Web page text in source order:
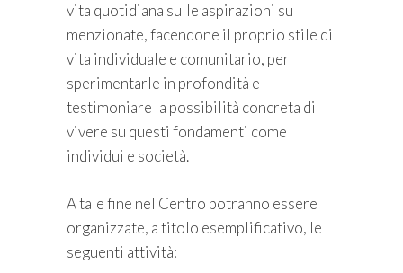
vita quotidiana sulle aspirazioni su
menzionate, facendone il proprio stile di
vita individuale e comunitario, per
sperimentarle in profondità e
testimoniare la possibilità concreta di
vivere su questi fondamenti come
individui e società.
A tale fine nel Centro potranno essere
organizzate, a titolo esemplificativo, le
seguenti attività: